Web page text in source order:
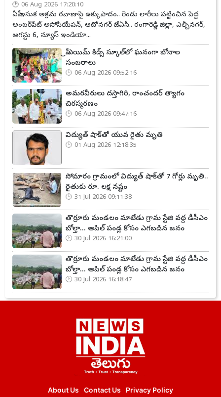
06 Aug 2026 17:20:10
ఏపీ ఇసుక అక్రమ రవాణాపై ఉక్కుపాదం.. రెండు లారీలు పట్టించిన పెద్ద
అంబర్‌పేట్ అసోసియేషన్, ఆటోనగర్ జేఏసీ.. రంగారెడ్డి జిల్లా, ఎల్బీనగర్,
ఆగస్టు 6, న్యూస్ ఇండియా...
ప్రీ ఎయిమ్ కిడ్స్ స్కూల్‌లో ఘనంగా బోనాల
సంబరాలు
06 Aug 2026 09:52:16
అమరవీరులు దస్తాగిరి, రాంచందర్ త్యాగం
చిరస్మరణం
06 Aug 2026 09:47:16
విద్యుత్ షాక్‌తో యువ రైతు మృతి
01 Aug 2026 12:18:35
సోమారం గ్రామంలో విద్యుత్ షాక్‌తో 7 గోర్లు మృతి..
రైతుకు రూ. లక్ష నష్టం
31 Jul 2026 09:11:38
తొర్రూరు మండలం మాటేడు గ్రామ స్టేజి వద్ద డీసీఎం
బోల్తా... ఆపిల్ పండ్ల కోసం ఎగబడిన జనం
30 Jul 2026 16:21:00
తొర్రూరు మండలం మాటేడు గ్రామ స్టేజి వద్ద డీసీఎం
బోల్తా... ఆపిల్ పండ్ల కోసం ఎగబడిన జనం
30 Jul 2026 16:18:47
About Us Contact Us Privacy Policy